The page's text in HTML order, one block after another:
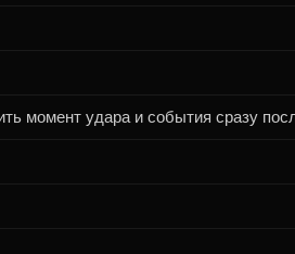
момент удара и события сразу